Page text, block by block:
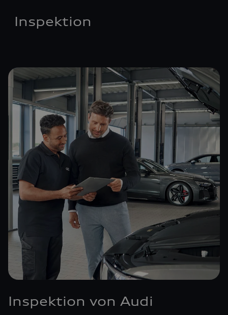
Inspektion
Inspektion von Audi